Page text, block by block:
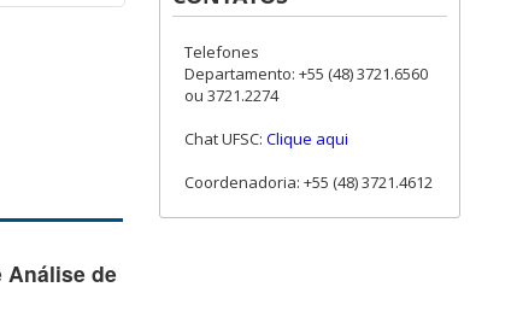
Análise de
Telefones
Departamento: +55 (48) 3721.6560
ou 3721.2274
Chat UFSC: Clique aqui
Coordenadoria: +55 (48) 3721.4612